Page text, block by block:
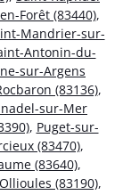
Forêt (83440),
Mandrier-sur-
Antonin-du-
sur-Argens
(83136),
sur-Mer
, Puget-sur-
(83470),
(83640),
Ollioules (83190),